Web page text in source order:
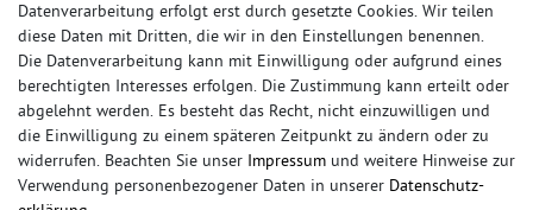
© Copyright 2026 Sportauspuff-Store.de - Alle Rechte vorbehalten.
Preisangaben inkl. gesetzlicher MwSt. und zzgl. Versandkosten
Das Internetportal für Sportendschalldämpfer, Komplettanlagen,
Rennsportanlagen, Sportendrohre, Universalteile, Fächerkrümmer,
Datenverarbeitung erfolgt erst durch gesetzte Cookies. Wir teilen
diese Daten mit Dritten, die wir in den Einstellungen benennen.
Die Datenverarbeitung kann mit Einwilligung oder aufgrund eines
berechtigten Interesses erfolgen. Die Zustimmung kann erteilt oder
abgelehnt werden. Es besteht das Recht, nicht einzuwilligen und
die Einwilligung zu einem späteren Zeitpunkt zu ändern oder zu
widerrufen. Beachten Sie unser Impressum und weitere Hinweise zur
Verwendung personenbezogener Daten in unserer Daten­schutz­